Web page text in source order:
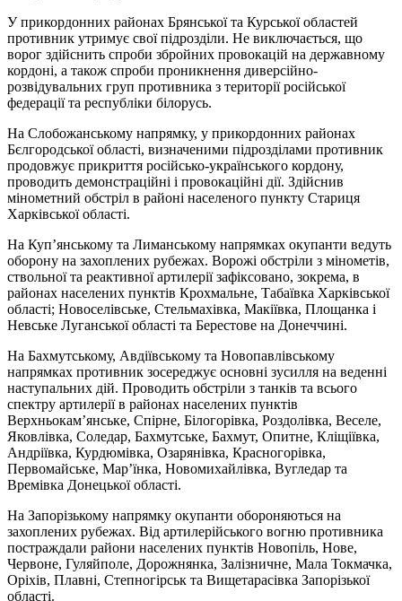
У прикордонних районах Брянської та Курської областей
противник утримує свої підрозділи. Не виключається, що
ворог здійснить спроби збройних провокацій на державному
кордоні, а також спроби проникнення диверсійно-
розвідувальних груп противника з території російської
федерації та республіки білорусь.
На Слобожанському напрямку, у прикордонних районах
Бєлгородської області, визначеними підрозділами противник
продовжує прикриття російсько-українського кордону,
проводить демонстраційні і провокаційні дії. Здійснив
мінометний обстріл в районі населеного пункту Стариця
Харківської області.
На Куп’янському та Лиманському напрямках окупанти ведуть
оборону на захоплених рубежах. Ворожі обстріли з мінометів,
ствольної та реактивної артилерії зафіксовано, зокрема, в
районах населених пунктів Крохмальне, Табаївка Харківської
області; Новоселівське, Стельмахівка, Макіївка, Площанка і
Невське Луганської області та Берестове на Донеччині.
На Бахмутському, Авдіївському та Новопавлівському
напрямках противник зосереджує основні зусилля на веденні
наступальних дій. Проводить обстріли з танків та всього
спектру артилерії в районах населених пунктів
Верхньокам’янське, Спірне, Білогорівка, Роздолівка, Веселе,
Яковлівка, Соледар, Бахмутське, Бахмут, Опитне, Кліщіївка,
Андріївка, Курдюмівка, Озарянівка, Красногорівка,
Первомайське, Мар’їнка, Новомихайлівка, Вугледар та
Времівка Донецької області.
На Запорізькому напрямку окупанти обороняються на
захоплених рубежах. Від артилерійського вогню противника
постраждали райони населених пунктів Новопіль, Нове,
Червоне, Гуляйполе, Дорожнянка, Залізничне, Мала Токмачка,
Оріхів, Плавні, Степногірськ та Вищетарасівка Запорізької
області.